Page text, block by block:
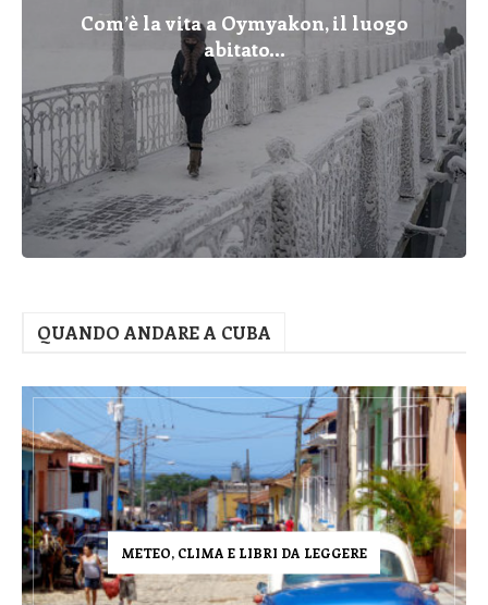
Com’è la vita a Oymyakon, il luogo
abitato...
QUANDO ANDARE A CUBA
METEO, CLIMA E LIBRI DA LEGGERE